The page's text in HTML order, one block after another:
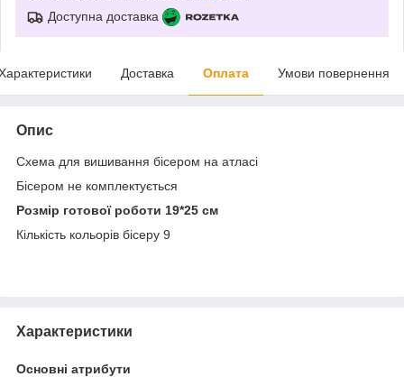
Доступна доставка
Доставка Оплата Умови повернення
Опис
Схема для вишивання бісером на атласі
Бісером не комплектується
Розмір готової роботи 19*25 см
Кількість кольорів бісеру 9
Характеристики
Основні атрибути